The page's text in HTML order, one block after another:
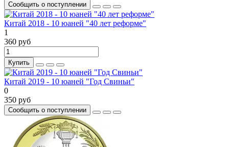
Сообщить о поступлении
Китай 2018 - 10 юаней "40 лет реформе"
1
360 руб
Купить
Китай 2019 - 10 юаней "Год Свиньи"
0
350 руб
Сообщить о поступлении